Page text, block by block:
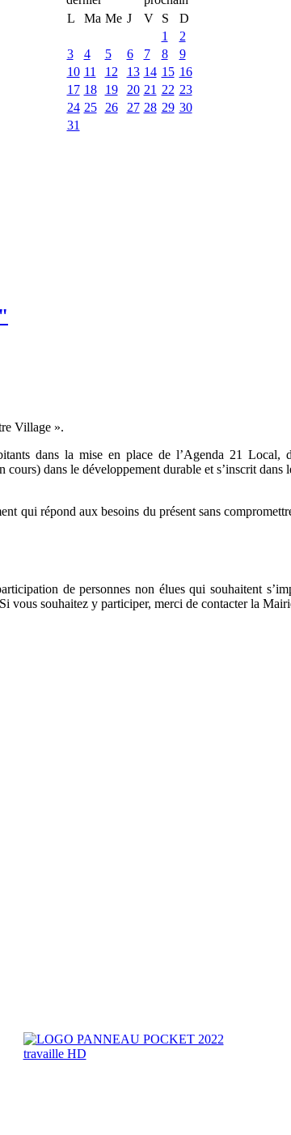
L
Ma Me J V S
D
1
2
3
4 5 6 7 8
9
10 11 12 13 14 15 16
17 18 19 20 21 22 23
24 25 26 27 28 29 30
31
Village ».
dans la mise en place de l’Agenda 21 Local,
dans le développement durable et s’inscrit
qui répond aux besoins du présent sans
de personnes non élues qui souhaitent
vous souhaitez y participer, merci de contacter la